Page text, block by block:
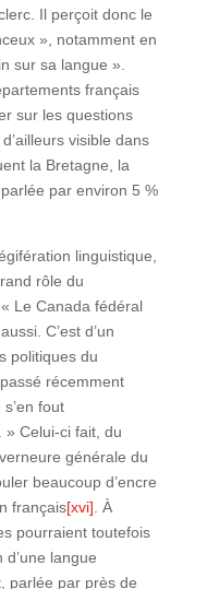
Il perçoit donc le
», notamment en
sur sa langue ».
français
sur les questions
visible dans
la Bretagne, la
par environ 5 %
linguistique,
rôle du
Le Canada fédéral
C’est d’un
politiques du
récemment
fout
» Celui-ci fait, du
générale du
beaucoup d’encre
français[xvi]. À
pourraient toutefois
langue
parlée par près de